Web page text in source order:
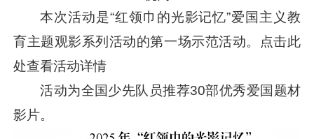
本次活动是“红领巾的光影记忆”爱国主义教
育主题观影系列活动的第一场示范活动。点击此
处查看活动详情
活动为全国少先队员推荐30部优秀爱国题材
影片。